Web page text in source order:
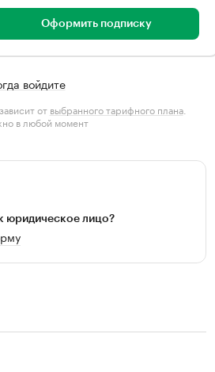
Оформить подписку
войдите
от выбранного тарифного плана.
в любой момент
юридическое лицо?